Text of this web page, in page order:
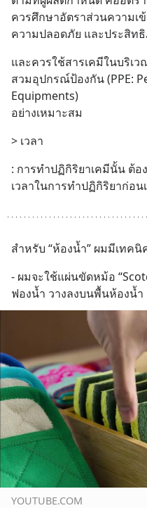
ควรศึกษาอัตราส่วนความ
ความปลอดภัย และประสิท
และควรใช้สารเคมีในบริเ
สวมอุปกรณ์ป้องกัน (PPE:
Equipments)
อย่างเหมาะสม
> เวลา
: การทำปฏิกิริยาเคมีนั้น ต้อ
เวลาในการทำปฏิกิริยาก่อ
สำหรับ “ห้องน้ำ” ผมมีเทค
- ผมจะใช้แผ่นขัดหม้อ
ฟองน้ำ วางลงบนพื้นห้องน้ำ
YOUTUBE.COM